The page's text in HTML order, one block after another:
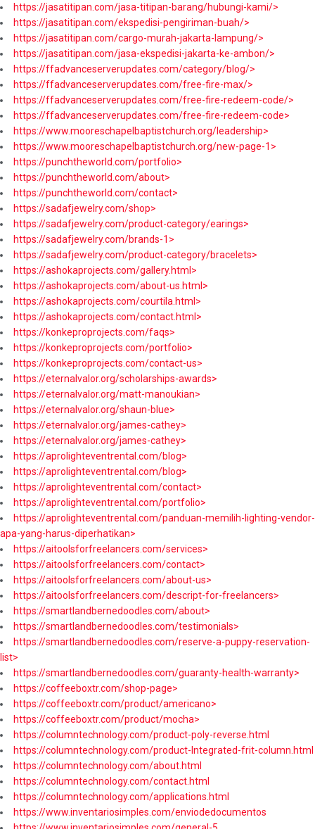
https://jasatitipan.com/jasa-titipan-barang/hubungi-kami/>
https://jasatitipan.com/ekspedisi-pengiriman-buah/>
https://jasatitipan.com/cargo-murah-jakarta-lampung/>
https://jasatitipan.com/jasa-ekspedisi-jakarta-ke-ambon/>
https://ffadvanceserverupdates.com/category/blog/>
https://ffadvanceserverupdates.com/free-fire-max/>
https://ffadvanceserverupdates.com/free-fire-redeem-code/>
https://ffadvanceserverupdates.com/free-fire-redeem-code>
https://www.mooreschapelbaptistchurch.org/leadership>
https://www.mooreschapelbaptistchurch.org/new-page-1>
https://punchtheworld.com/portfolio>
https://punchtheworld.com/about>
https://punchtheworld.com/contact>
https://sadafjewelry.com/shop>
https://sadafjewelry.com/product-category/earings>
https://sadafjewelry.com/brands-1>
https://sadafjewelry.com/product-category/bracelets>
https://ashokaprojects.com/gallery.html>
https://ashokaprojects.com/about-us.html>
https://ashokaprojects.com/courtila.html>
https://ashokaprojects.com/contact.html>
https://konkeproprojects.com/faqs>
https://konkeproprojects.com/portfolio>
https://konkeproprojects.com/contact-us>
https://eternalvalor.org/scholarships-awards>
https://eternalvalor.org/matt-manoukian>
https://eternalvalor.org/shaun-blue>
https://eternalvalor.org/james-cathey>
https://eternalvalor.org/james-cathey>
https://aprolighteventrental.com/blog>
https://aprolighteventrental.com/blog>
https://aprolighteventrental.com/contact>
https://aprolighteventrental.com/portfolio>
https://aprolighteventrental.com/panduan-memilih-lighting-vendor-
apa-yang-harus-diperhatikan>
https://aitoolsforfreelancers.com/services>
https://aitoolsforfreelancers.com/contact>
https://aitoolsforfreelancers.com/about-us>
https://aitoolsforfreelancers.com/descript-for-freelancers>
https://smartlandbernedoodles.com/about>
https://smartlandbernedoodles.com/testimonials>
https://smartlandbernedoodles.com/reserve-a-puppy-reservation-
list>
https://smartlandbernedoodles.com/guaranty-health-warranty>
https://coffeeboxtr.com/shop-page>
https://coffeeboxtr.com/product/americano>
https://coffeeboxtr.com/product/mocha>
https://columntechnology.com/product-poly-reverse.html
https://columntechnology.com/product-Integrated-frit-column.html
https://columntechnology.com/about.html
https://columntechnology.com/contact.html
https://columntechnology.com/applications.html
https://www.inventariosimples.com/enviodedocumentos